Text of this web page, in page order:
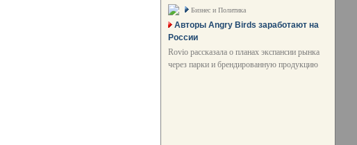
Бизнес и Политика
Авторы Angry Birds заработают на
России
Rovio рассказала о планах экспансии рынка
через парки и брендированную продукцию